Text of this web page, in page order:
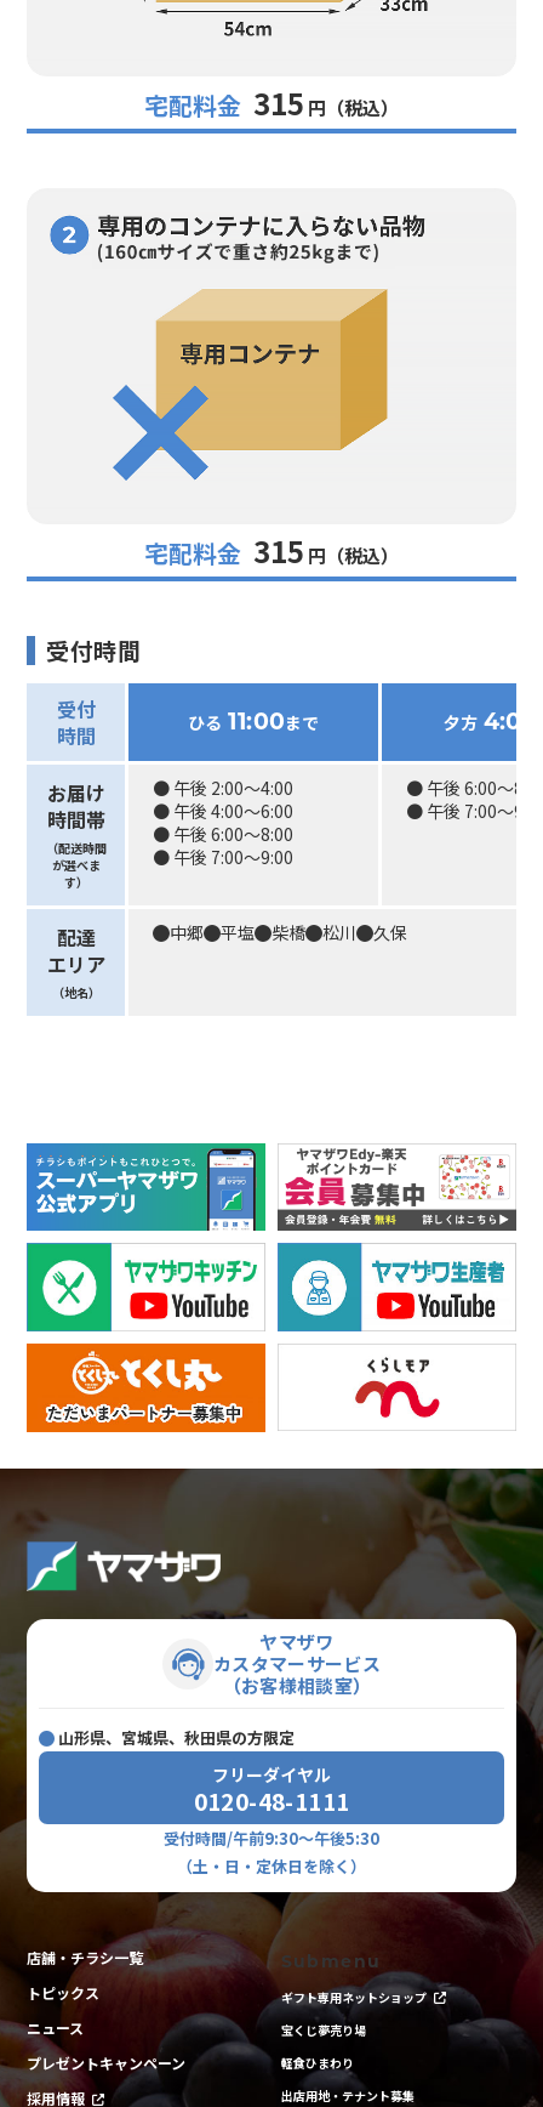
宅配料金 315 円（税込）
宅配料金 315 円（税込）
受付時間
受付
時間
ひる 11:00まで 夕方 4:00
お届け
時間帯
（配送時間
が選べま
す）
● 午後 2:00〜4:00
● 午後 4:00〜6:00
● 午後 6:00〜8:00
● 午後 7:00〜9:00
● 午後 6:00〜
● 午後 7:00〜
配達
エリア
（地名）
中郷 平塩 柴橋 松川 久保
ヤマザワ
カスタマーサービス
（お客様相談室）
山形県、宮城県、秋田県の方限定
フリーダイヤル
0120-48-1111
受付時間/午前9:30～午後5:30
（土・日・定休日を除く）
店舗・チラシ一覧
トピックス
ニュース
プレゼントキャンペーン
採用情報
Submenu
ギフト専用ネットショップ
宝くじ夢売り場
軽食ひまわり
出店用地・テナント募集